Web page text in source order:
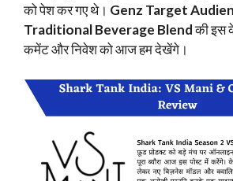
को पेश कर गए थे। Genz Target
Traditional Beverage Blendकी इस
कमेंट और निवेश को आज हम देखेंगे।